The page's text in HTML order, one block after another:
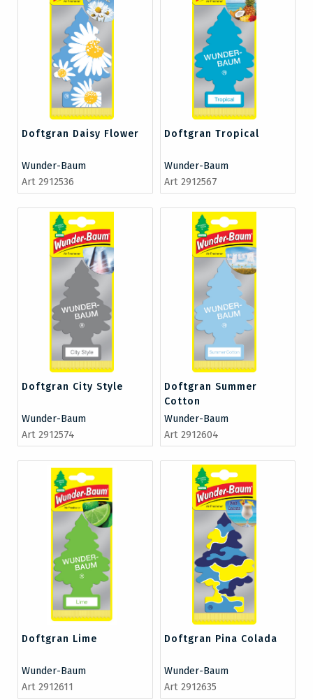
Doftgran Daisy Flower
Wunder-Baum
Art 2912536
Doftgran Tropical
Wunder-Baum
Art 2912567
Doftgran City Style
Wunder-Baum
Art 2912574
Doftgran Summer
Cotton
Wunder-Baum
Art 2912604
Doftgran Lime
Wunder-Baum
Art 2912611
Doftgran Pina Colada
Wunder-Baum
Art 2912635